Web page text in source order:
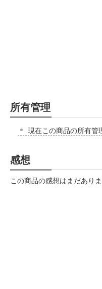
所有管理
現在この商品の所有管
感想
この商品の感想はまだありま